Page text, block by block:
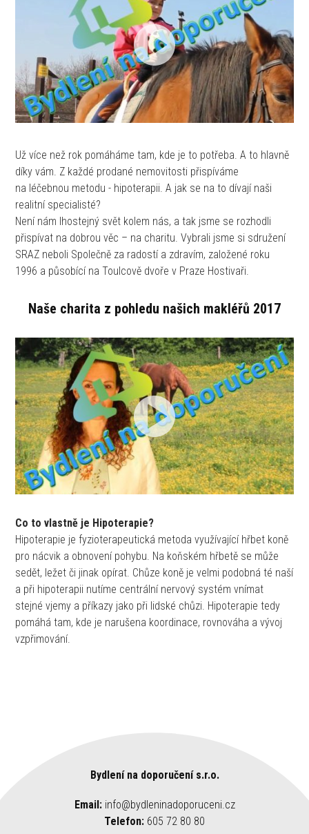
Už více než rok pomáháme tam, kde je to potřeba. A to hlavně
díky vám. Z každé prodané nemovitosti přispíváme
na léčebnou metodu - hipoterapii. A jak se na to dívají naši
realitní specialisté?
Není nám lhostejný svět kolem nás, a tak jsme se rozhodli
přispívat na dobrou věc – na charitu. Vybrali jsme si sdružení
SRAZ neboli Společně za radostí a zdravím, založené roku
1996 a působící na Toulcově dvoře v Praze Hostivaři.
Naše charita z pohledu našich makléřů 2017
Co to vlastně je Hipoterapie?
Hipoterapie je fyzioterapeutická metoda využívající hřbet koně
pro nácvik a obnovení pohybu. Na koňském hřbetě se může
sedět, ležet či jinak opírat. Chůze koně je velmi podobná té naší
a při hipoterapii nutíme centrální nervový systém vnímat
stejné vjemy a příkazy jako při lidské chůzi. Hipoterapie tedy
pomáhá tam, kde je narušena koordinace, rovnováha a vývoj
vzpřimování.
Bydlení na doporučení s.r.o.
Email:info@bydleninadoporuceni.cz
Telefon: 605 72 80 80